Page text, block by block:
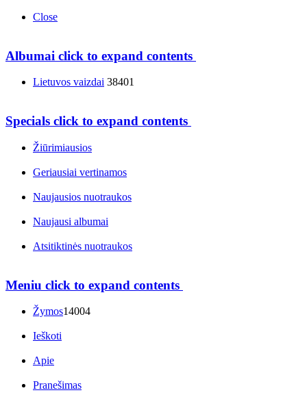
Close
Albumai click to expand contents
Lietuvos vaizdai 38401
Specials click to expand contents
Žiūrimiausios
Geriausiai vertinamos
Naujausios nuotraukos
Naujausi albumai
Atsitiktinės nuotraukos
Meniu click to expand contents
Žymos14004
Ieškoti
Apie
Pranešimas